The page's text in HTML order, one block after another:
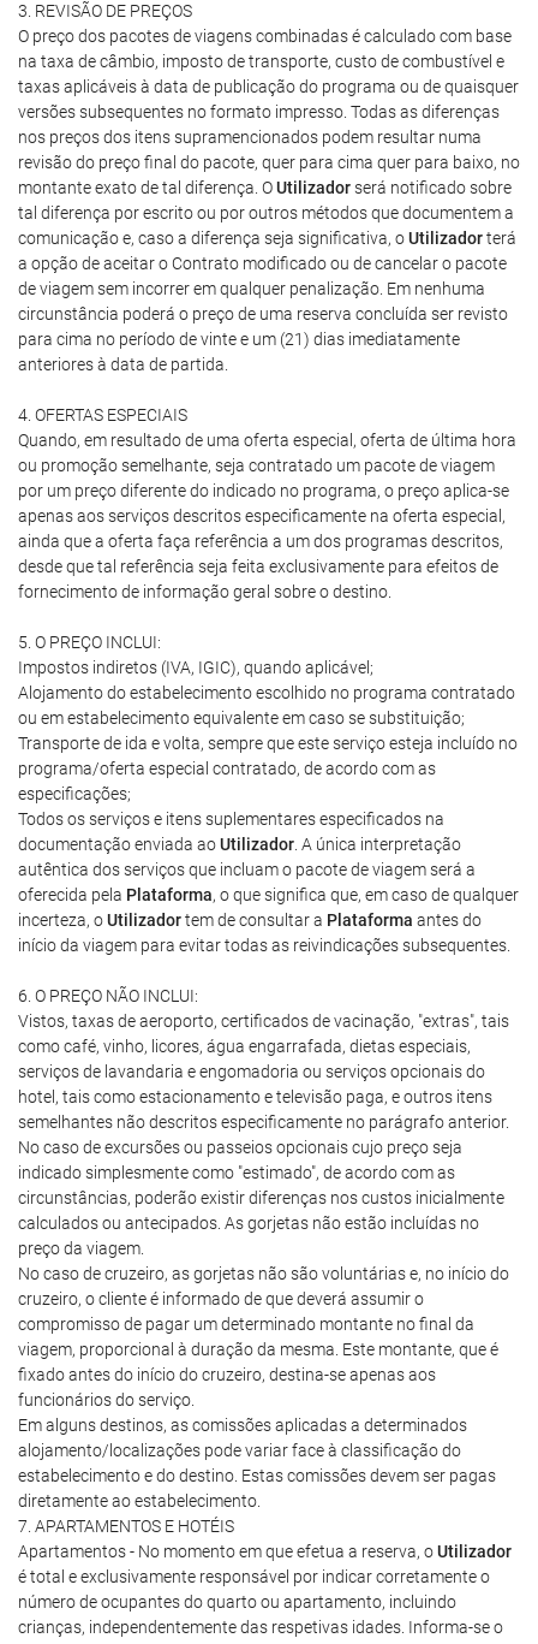
3. REVISÃO DE PREÇOS
O preço dos pacotes de viagens combinadas é calculado com base
na taxa de câmbio, imposto de transporte, custo de combustível e
taxas aplicáveis à data de publicação do programa ou de quaisquer
versões subsequentes no formato impresso. Todas as diferenças
nos preços dos itens supramencionados podem resultar numa
revisão do preço final do pacote, quer para cima quer para baixo, no
montante exato de tal diferença. OUtilizadorserá notificado sobre
tal diferença por escrito ou por outros métodos que documentem a
comunicação e, caso a diferença seja significativa, oUtilizadorterá
a opção de aceitar o Contrato modificado ou de cancelar o pacote
de viagem sem incorrer em qualquer penalização. Em nenhuma
circunstância poderá o preço de uma reserva concluída ser revisto
para cima no período de vinte e um (21) dias imediatamente
anteriores à data de partida.
4. OFERTAS ESPECIAIS
Quando, em resultado de uma oferta especial, oferta de última hora
ou promoção semelhante, seja contratado um pacote de viagem
por um preço diferente do indicado no programa, o preço aplica-se
apenas aos serviços descritos especificamente na oferta especial,
ainda que a oferta faça referência a um dos programas descritos,
desde que tal referência seja feita exclusivamente para efeitos de
fornecimento de informação geral sobre o destino.
5. O PREÇO INCLUI:
Impostos indiretos (IVA, IGIC), quando aplicável;
Alojamento do estabelecimento escolhido no programa contratado
ou em estabelecimento equivalente em caso se substituição;
Transporte de ida e volta, sempre que este serviço esteja incluído no
programa/oferta especial contratado, de acordo com as
especificações;
Todos os serviços e itens suplementares especificados na
documentação enviada aoUtilizador. A única interpretação
autêntica dos serviços que incluam o pacote de viagem será a
oferecida pela Plataforma, o que significa que, em caso de qualquer
incerteza, oUtilizadortem de consultar a Plataforma antes do
início da viagem para evitar todas as reivindicações subsequentes.
6. O PREÇO NÃO INCLUI:
Vistos, taxas de aeroporto, certificados de vacinação, "extras", tais
como café, vinho, licores, água engarrafada, dietas especiais,
serviços de lavandaria e engomadoria ou serviços opcionais do
hotel, tais como estacionamento e televisão paga, e outros itens
semelhantes não descritos especificamente no parágrafo anterior.
No caso de excursões ou passeios opcionais cujo preço seja
indicado simplesmente como "estimado", de acordo com as
circunstâncias, poderão existir diferenças nos custos inicialmente
calculados ou antecipados. As gorjetas não estão incluídas no
preço da viagem.
No caso de cruzeiro, as gorjetas não são voluntárias e, no início do
cruzeiro, o cliente é informado de que deverá assumir o
compromisso de pagar um determinado montante no final da
viagem, proporcional à duração da mesma. Este montante, que é
fixado antes do início do cruzeiro, destina-se apenas aos
funcionários do serviço.
Em alguns destinos, as comissões aplicadas a determinados
alojamento/localizações pode variar face à classificação do
estabelecimento e do destino. Estas comissões devem ser pagas
diretamente ao estabelecimento.
7. APARTAMENTOS E HOTÉIS
Apartamentos - No momento em que efetua a reserva, oUtilizador
é total e exclusivamente responsável por indicar corretamente o
número de ocupantes do quarto ou apartamento, incluindo
crianças, independentemente das respetivas idades. Informa-se o